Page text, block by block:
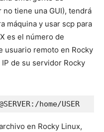
tiene una GUI), tendrá
máquina y usar scp para
es el número de
usuario remoto en Rocky
IP de su servidor Rocky
home/USER
en Rocky Linux,